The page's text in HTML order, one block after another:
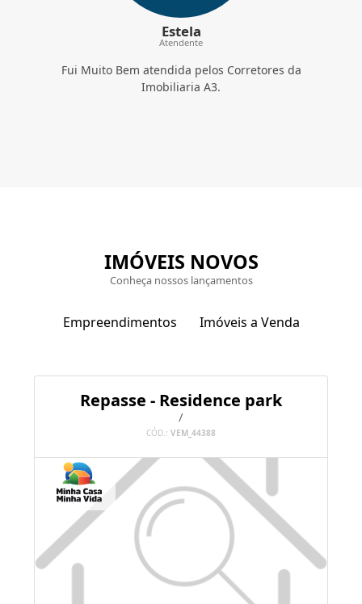
Imobiliaria A3.
Empreendimentos
Repasse - Residence park